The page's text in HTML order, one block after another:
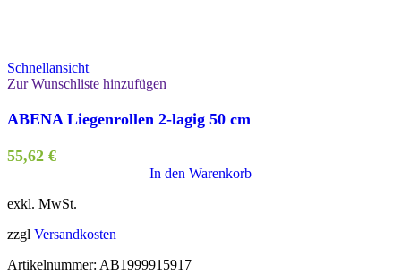
Schnellansicht
Zur Wunschliste hinzufügen
ABENA Liegenrollen 2-lagig 50 cm
55,62 €
In den Warenkorb
exkl. MwSt.
zzgl Versandkosten
Artikelnummer: AB1999915917